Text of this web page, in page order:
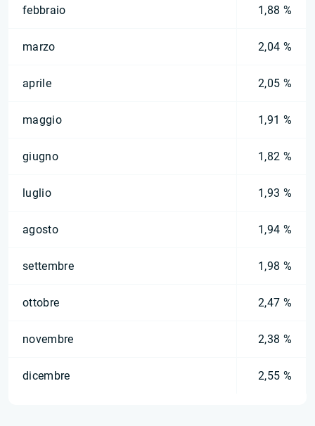
febbraio 1,88 %
marzo 2,04 %
aprile 2,05 %
maggio 1,91 %
giugno 1,82 %
luglio 1,93 %
agosto 1,94 %
settembre 1,98 %
ottobre 2,47 %
novembre 2,38 %
dicembre 2,55 %